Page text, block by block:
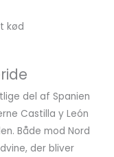
kød
del af Spanien
Castilla y León
Både mod Nord
der bliver